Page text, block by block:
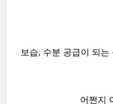
보습, 수분 공급이 되
어쩐지